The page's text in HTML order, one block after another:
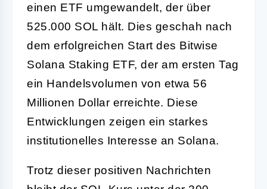
einen ETF umgewandelt, der über
525.000 SOL hält. Dies geschah nach
dem erfolgreichen Start des Bitwise
Solana Staking ETF, der am ersten Tag
ein Handelsvolumen von etwa 56
Millionen Dollar erreichte. Diese
Entwicklungen zeigen ein starkes
institutionelles Interesse an Solana.
Trotz dieser positiven Nachrichten